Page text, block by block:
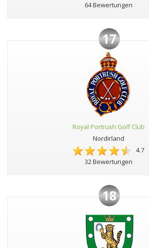
64 Bewertungen
17
Royal Portrush Golf Club
Nordirland
4.7
32 Bewertungen
18